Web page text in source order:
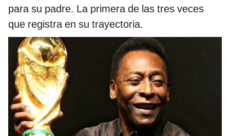
para su padre. La primera de las tres veces
que registra en su trayectoria.